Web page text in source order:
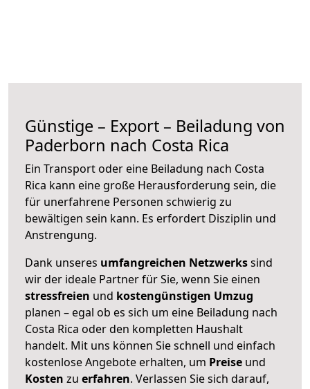
Günstige – Export – Beiladung von
Paderborn nach Costa Rica
Ein Transport oder eine Beiladung nach Costa
Rica kann eine große Herausforderung sein, die
für unerfahrene Personen schwierig zu
bewältigen sein kann. Es erfordert Disziplin und
Anstrengung.
Dank unseres umfangreichen Netzwerkssind
wir der ideale Partner für Sie, wenn Sie einen
stressfreien und kostengünstigen Umzug
planen – egal ob es sich um eine Beiladung nach
Costa Rica oder den kompletten Haushalt
handelt. Mit uns können Sie schnell und einfach
kostenlose Angebote erhalten, um Preise und
Kosten zu erfahren. Verlassen Sie sich darauf,